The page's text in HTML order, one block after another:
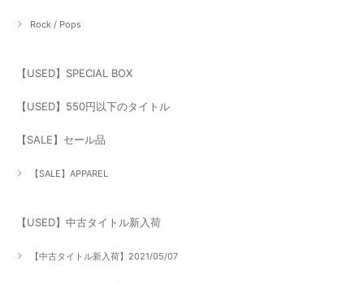
Rock / Pops
【USED】SPECIAL BOX
【USED】550円以下のタイトル
【SALE】セール品
【SALE】APPAREL
【USED】中古タイトル新入荷
【中古タイトル新入荷】2021/05/07